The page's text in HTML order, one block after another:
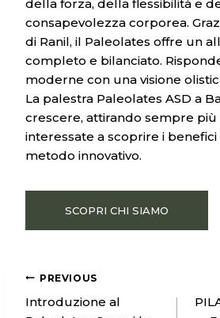
della forza, della flessibilità e
consapevolezza corporea.
di Ranil, il Paleolates offre un
completo e bilanciato.
moderne con una visione
La palestra Paleolates ASD a
crescere, attirando sempre più
interessate a scoprire i
metodo innovativo.
SCOPRI CHI SIAMO
PREVIOUS
Introduzione al